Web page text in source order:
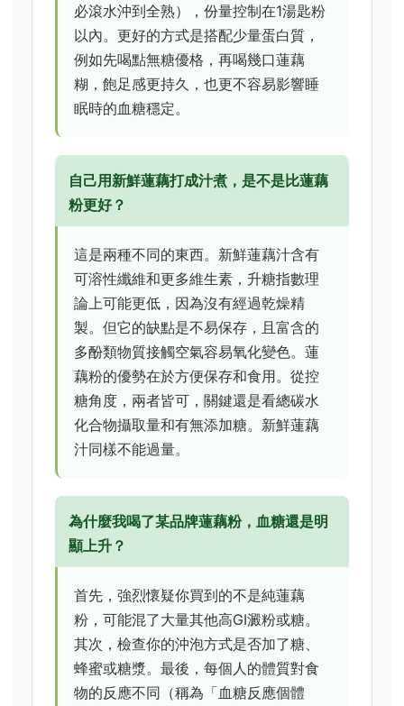
必滾水沖到全熟），份量控制在1湯匙粉
以內。更好的方式是搭配少量蛋白質，
例如先喝點無糖優格，再喝幾口蓮藕
糊，飽足感更持久，也更不容易影響睡
眠時的血糖穩定。
自己用新鮮蓮藕打成汁煮，是不是比蓮藕
粉更好？
這是兩種不同的東西。新鮮蓮藕汁含有
可溶性纖維和更多維生素，升糖指數理
論上可能更低，因為沒有經過乾燥精
製。但它的缺點是不易保存，且富含的
多酚類物質接觸空氣容易氧化變色。蓮
藕粉的優勢在於方便保存和食用。從控
糖角度，兩者皆可，關鍵還是看總碳水
化合物攝取量和有無添加糖。新鮮蓮藕
汁同樣不能過量。
為什麼我喝了某品牌蓮藕粉，血糖還是明
顯上升？
首先，強烈懷疑你買到的不是純蓮藕
粉，可能混了大量其他高GI澱粉或糖。
其次，檢查你的沖泡方式是否加了糖、
蜂蜜或糖漿。最後，每個人的體質對食
物的反應不同（稱為「血糖反應個體